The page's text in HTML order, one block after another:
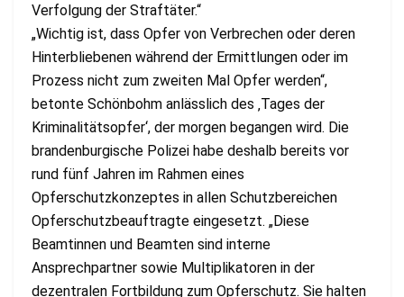
Verfolgung der Straftäter.“
„Wichtig ist, dass Opfer von Verbrechen oder deren
Hinterbliebenen während der Ermittlungen oder im
Prozess nicht zum zweiten Mal Opfer werden“,
betonte Schönbohm anlässlich des ‚Tages der
Kriminalitätsopfer‘, der morgen begangen wird. Die
brandenburgische Polizei habe deshalb bereits vor
rund fünf Jahren im Rahmen eines
Opferschutzkonzeptes in allen Schutzbereichen
Opferschutzbeauftragte eingesetzt. „Diese
Beamtinnen und Beamten sind interne
Ansprechpartner sowie Multiplikatoren in der
dezentralen Fortbildung zum Opferschutz. Sie halten